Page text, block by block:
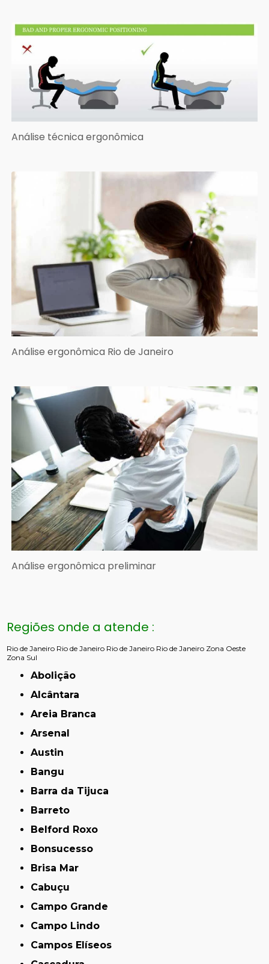
Análise técnica ergonômica
Análise ergonômica Rio de Janeiro
Análise ergonômica preliminar
Regiões onde a atende :
Rio de Janeiro Rio de Janeiro Rio de Janeiro Rio de Janeiro Zona Oeste
Zona Sul
Abolição
Alcântara
Areia Branca
Arsenal
Austin
Bangu
Barra da Tijuca
Barreto
Belford Roxo
Bonsucesso
Brisa Mar
Cabuçu
Campo Grande
Campo Lindo
Campos Elíseos